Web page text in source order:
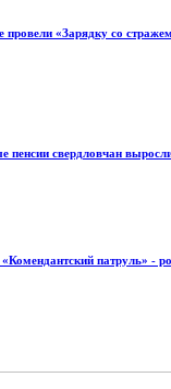
провели «Зарядку со
пенсии свердловчан
патруль» -